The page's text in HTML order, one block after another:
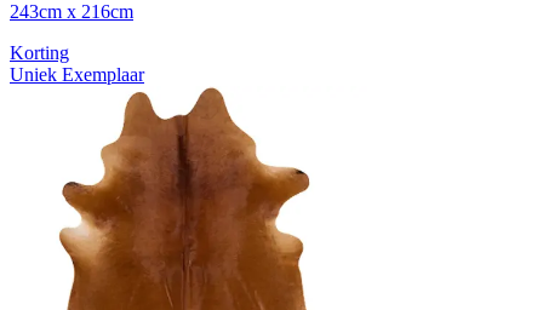
243cm x 216cm
Korting
Uniek Exemplaar